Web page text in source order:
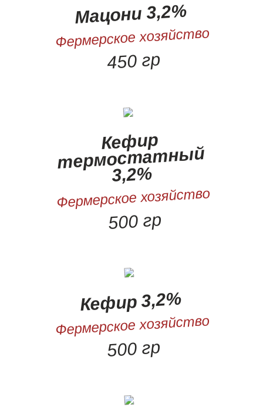
Мацони 3,2%
Фермерское хозяйство
450 гр
Кефир
термостатный
3,2%
Фермерское хозяйство
500 гр
Кефир 3,2%
Фермерское хозяйство
500 гр